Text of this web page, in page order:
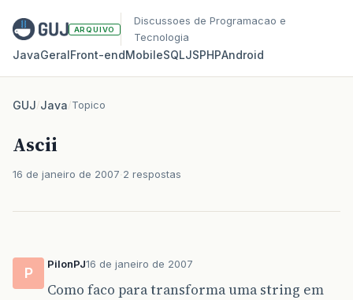
ARQUIVO
Discussoes de Programacao e
Tecnologia
JavaGeralFront‑endMobileSQLJSPHPAndroid
GUJ/Java/Topico
Ascii
16 de janeiro de 2007 2 respostas
P
PilonPJ16 de janeiro de 2007
Como faco para transforma uma string em